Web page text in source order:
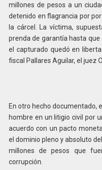
millones de pesos a un
detenido en flagrancia por
la cárcel. La víctima,
prenda de garantía hasta
el capturado quedó en
fiscal Pallares Aguilar, el juez
En otro hecho documentado,
hombre en un litigio civil por
acuerdo con un pacto
el dominio pleno y absoluto
millones de pesos que
corrupción.